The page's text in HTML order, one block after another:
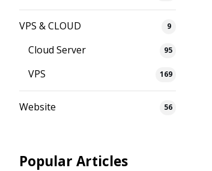
VPS & CLOUD 9
Cloud Server 95
VPS 169
Website 56
Popular Articles